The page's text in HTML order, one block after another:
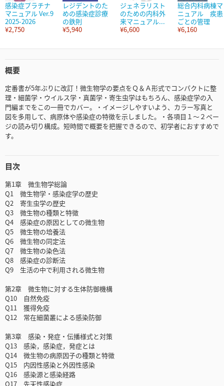
感染症プラチナ
マニュアル Ver.9
2025-2026
¥2,750
レジデントのた
めの感染症診療
の鉄則
¥5,940
ジェネラリスト
のための内科外
来マニュアル...
¥6,600
総合内科病棟マ
ニュアル 疾患
ごとの管理
¥6,160
概要
定番書が5年ぶりに改訂！微生物学の要点をＱ＆Ａ形式でコンパクトに整
理・細菌学・ウイルス学・真菌学・寄生虫学はもちろん、感染症学の入
門編までをこの一冊でカバー。・イメージしやすいよう、カラー写真と
図を多用して、病原体や感染症の特徴を示しました。・各項目１～２ペー
ジの読み切り構成。短時間で概要を把握できるので、初学者におすすめで
す。
目次
第1章 微生物学総論
Q1 微生物学・感染症学の歴史
Q2 寄生虫学の歴史
Q3 微生物の種類と特徴
Q4 感染症の原因としての微生物
Q5 微生物の培養法
Q6 微生物の同定法
Q7 微生物の染色法
Q8 感染症の診断法
Q9 生活の中で利用される微生物
第2章 微生物に対する生体防御機構
Q10 自然免疫
Q11 獲得免疫
Q12 常在細菌叢による感染防御
第3章 感染・発症・伝播様式と対策
Q13 感染，感染症，発症とは
Q14 微生物の病原因子の種類と特徴
Q15 内因性感染と外因性感染
Q16 感染源と感染経路
Q17 先天性感染症